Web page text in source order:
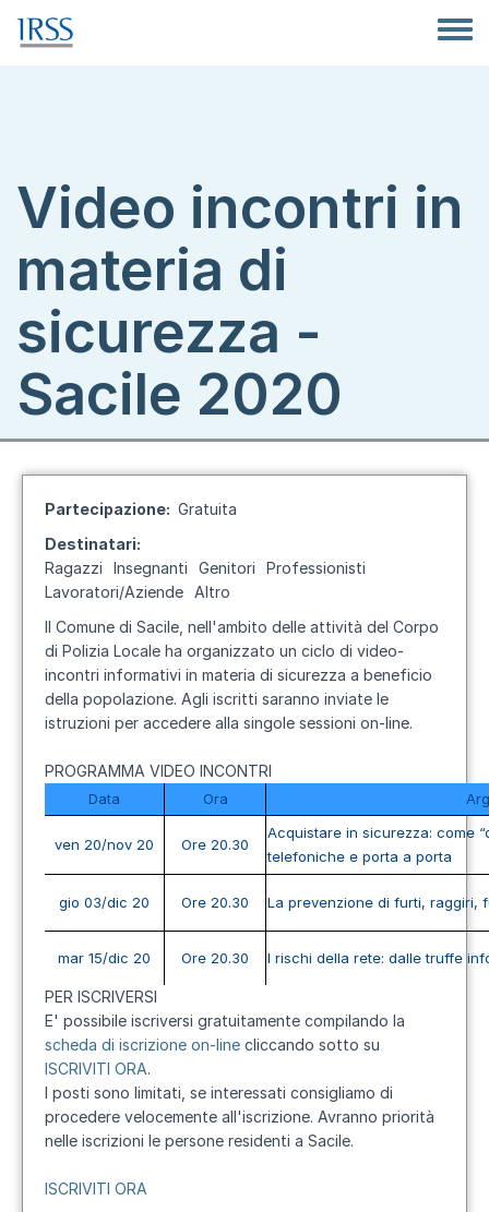
Video incontri in
materia di
sicurezza -
Sacile 2020
Partecipazione
Gratuita
Destinatari
Ragazzi
Insegnanti Genitori
Professionisti
Lavoratori/Aziende Altro
Il Comune di Sacile, nell'ambito delle attività del Corpo
di Polizia Locale ha organizzato un ciclo di video-
incontri informativi in materia di sicurezza a beneficio
della popolazione. Agli iscritti saranno inviate le
istruzioni per accedere alla singole sessioni on-line.
PROGRAMMA VIDEO INCONTRI
Data Ora
ven 20/nov 20 Ore 20.30
Acquistare in sicurezza: come
telefoniche e porta a porta
gio 03/dic 20 Ore 20.30 La prevenzione di furti, raggiri,
mar 15/dic 20 Ore 20.30 I rischi della rete: dalle truffe
PER ISCRIVERSI
E' possibile iscriversi gratuitamente compilando la
scheda di iscrizione on-line cliccando sotto su
ISCRIVITI ORA.
I posti sono limitati, se interessati consigliamo di
procedere velocemente all'iscrizione. Avranno priorità
nelle iscrizioni le persone residenti a Sacile.
ISCRIVITI ORA